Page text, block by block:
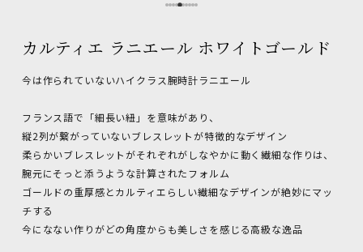
カルティエ ラニエール ホワイトゴールド
今は作られていないハイクラス腕時計ラニエール
フランス語で「細長い紐」を意味があり、
縦2列が繋がっていないブレスレットが特徴的なデザイン
柔らかいブレスレットがそれぞれがしなやかに動く繊細な作りは、
腕元にそっと添うような計算されたフォルム
ゴールドの重厚感とカルティエらしい繊細なデザインが絶妙にマッ
チする
今になない作りがどの角度からも美しさを感じる高級な逸品